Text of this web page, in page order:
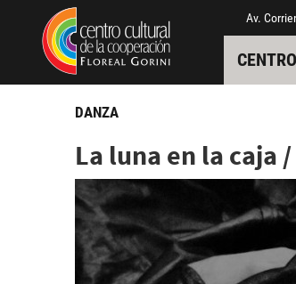
Pasar al contenido principal
Jump to main content Av.
DANZA
La luna en la caja /